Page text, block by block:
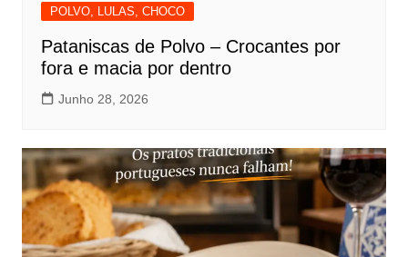
POLVO, LULAS, CHOCO
Pataniscas de Polvo – Crocantes por
fora e macia por dentro
Junho 28, 2026